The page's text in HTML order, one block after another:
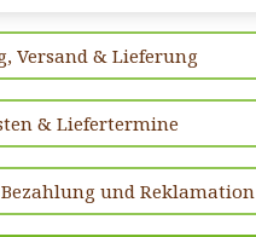
Versand & Lieferung
& Liefertermine
Bezahlung und Reklamation